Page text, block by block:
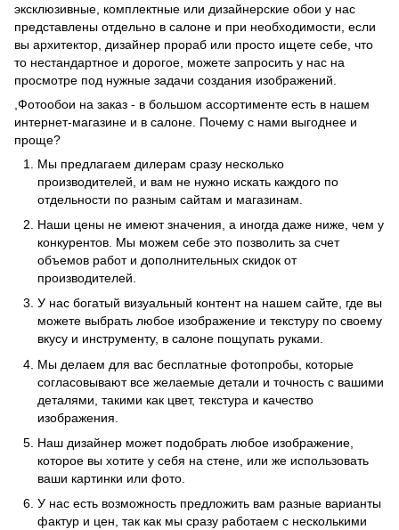
эксклюзивные, комплектные или дизайнерские обои у нас
представлены отдельно в салоне и при необходимости, если
вы архитектор, дизайнер прораб или просто ищете себе, что
то нестандартное и дорогое, можете запросить у нас на
просмотре под нужные задачи создания изображений.
,Фотообои на заказ - в большом ассортименте есть в нашем
интернет-магазине и в салоне. Почему с нами выгоднее и
проще?
Мы предлагаем дилерам сразу несколько
производителей, и вам не нужно искать каждого по
отдельности по разным сайтам и магазинам.
Наши цены не имеют значения, а иногда даже ниже, чем у
конкурентов. Мы можем себе это позволить за счет
объемов работ и дополнительных скидок от
производителей.
У нас богатый визуальный контент на нашем сайте, где вы
можете выбрать любое изображение и текстуру по своему
вкусу и инструменту, в салоне пощупать руками.
Мы делаем для вас бесплатные фотопробы, которые
согласовывают все желаемые детали и точность с вашими
деталями, такими как цвет, текстура и качество
изображения.
Наш дизайнер может подобрать любое изображение,
которое вы хотите у себя на стене, или же использовать
ваши картинки или фото.
У нас есть возможность предложить вам разные варианты
фактур и цен, так как мы сразу работаем с несколькими